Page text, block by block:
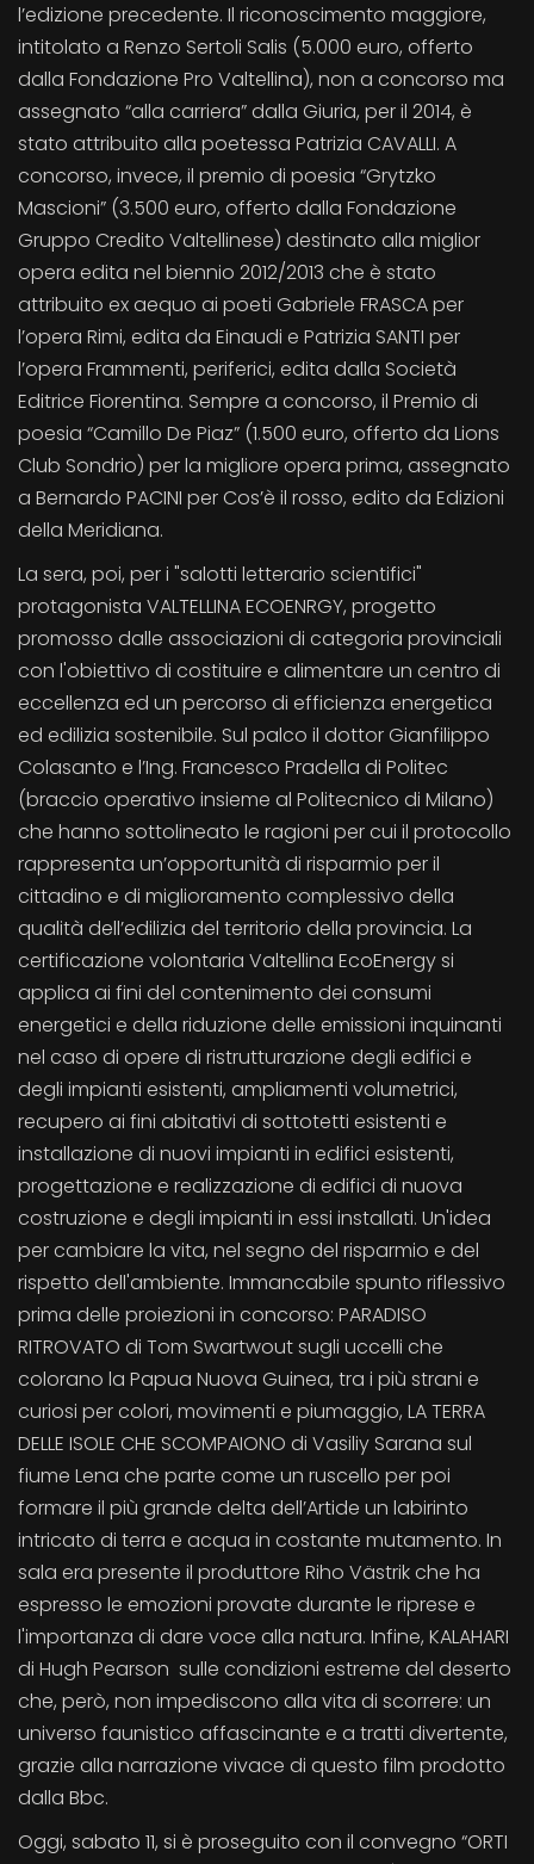
l’edizione precedente. Il riconoscimento maggiore,
intitolato a Renzo Sertoli Salis (5.000 euro, offerto
dalla Fondazione Pro Valtellina), non a concorso ma
assegnato “alla carriera” dalla Giuria, per il 2014, è
stato attribuito alla poetessa Patrizia CAVALLI. A
concorso, invece, il premio di poesia “Grytzko
Mascioni” (3.500 euro, offerto dalla Fondazione
Gruppo Credito Valtellinese) destinato alla miglior
opera edita nel biennio 2012/2013 che è stato
attribuito ex aequo ai poeti Gabriele FRASCA per
l’opera Rimi, edita da Einaudi e Patrizia SANTI per
l’opera Frammenti, periferici, edita dalla Società
Editrice Fiorentina. Sempre a concorso, il Premio di
poesia “Camillo De Piaz” (1.500 euro, offerto da Lions
Club Sondrio) per la migliore opera prima, assegnato
a Bernardo PACINI per Cos’è il rosso, edito da Edizioni
della Meridiana.
La sera, poi, per i "salotti letterario scientifici"
protagonista VALTELLINA ECOENRGY, progetto
promosso dalle associazioni di categoria provinciali
con l'obiettivo di costituire e alimentare un centro di
eccellenza ed un percorso di efficienza energetica
ed edilizia sostenibile. Sul palco il dottor Gianfilippo
Colasanto e l’Ing. Francesco Pradella di Politec
(braccio operativo insieme al Politecnico di Milano)
che hanno sottolineato le ragioni per cui il protocollo
rappresenta un’opportunità di risparmio per il
cittadino e di miglioramento complessivo della
qualità dell’edilizia del territorio della provincia. La
certificazione volontaria Valtellina EcoEnergy si
applica ai fini del contenimento dei consumi
energetici e della riduzione delle emissioni inquinanti
nel caso di opere di ristrutturazione degli edifici e
degli impianti esistenti, ampliamenti volumetrici,
recupero ai fini abitativi di sottotetti esistenti e
installazione di nuovi impianti in edifici esistenti,
progettazione e realizzazione di edifici di nuova
costruzione e degli impianti in essi installati. Un'idea
per cambiare la vita, nel segno del risparmio e del
rispetto dell'ambiente. Immancabile spunto riflessivo
prima delle proiezioni in concorso: PARADISO
RITROVATO di Tom Swartwout sugli uccelli che
colorano la Papua Nuova Guinea, tra i più strani e
curiosi per colori, movimenti e piumaggio, LA TERRA
DELLE ISOLE CHE SCOMPAIONO di Vasiliy Sarana sul
fiume Lena che parte come un ruscello per poi
formare il più grande delta dell’Artide un labirinto
intricato di terra e acqua in costante mutamento. In
sala era presente il produttore Riho Västrik che ha
espresso le emozioni provate durante le riprese e
l'importanza di dare voce alla natura. Infine, KALAHARI
di Hugh Pearson sulle condizioni estreme del deserto
che, però, non impediscono alla vita di scorrere: un
universo faunistico affascinante e a tratti divertente,
grazie alla narrazione vivace di questo film prodotto
dalla Bbc.
Oggi, sabato 11, si è proseguito con il convegno “ORTI